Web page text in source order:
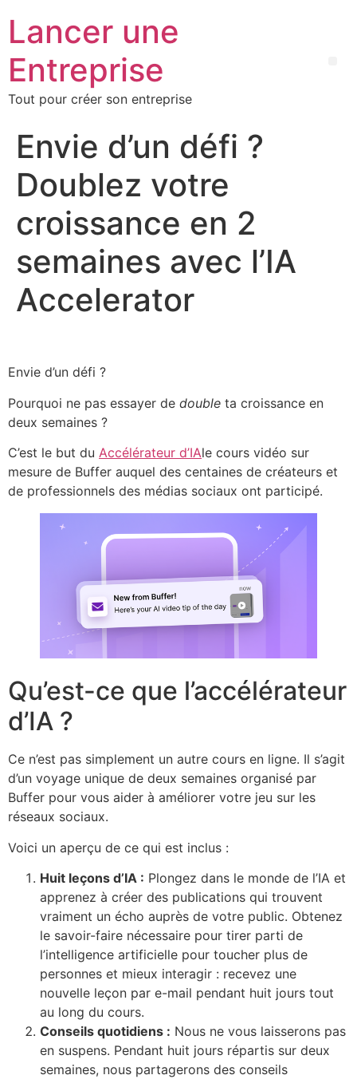
Lancer une
Entreprise
Tout pour créer son entreprise
Envie d’un défi ?
Doublez votre
croissance en 2
semaines avec l’IA
Accelerator
Envie d’un défi ?
Pourquoi ne pas essayer de double ta croissance en
deux semaines ?
C’est le but du Accélérateur d’IAle cours vidéo sur
mesure de Buffer auquel des centaines de créateurs et
de professionnels des médias sociaux ont participé.
Qu’est-ce que l’accélérateur
d’IA ?
Ce n’est pas simplement un autre cours en ligne. Il s’agit
d’un voyage unique de deux semaines organisé par
Buffer pour vous aider à améliorer votre jeu sur les
réseaux sociaux.
Voici un aperçu de ce qui est inclus :
Huit leçons d’IA : Plongez dans le monde de l’IA et
apprenez à créer des publications qui trouvent
vraiment un écho auprès de votre public. Obtenez
le savoir-faire nécessaire pour tirer parti de
l’intelligence artificielle pour toucher plus de
personnes et mieux interagir : recevez une
nouvelle leçon par e-mail pendant huit jours tout
au long du cours.
Conseils quotidiens : Nous ne vous laisserons pas
en suspens. Pendant huit jours répartis sur deux
semaines, nous partagerons des conseils